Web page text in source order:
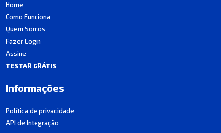
Home
Como Funciona
Quem Somos
Fazer Login
Assine
TESTAR GRÁTIS
Informações
Política de privacidade
API de Integração